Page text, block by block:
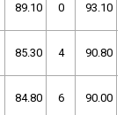
89.10 0 93.10
85.30 4 90.80
84.80 6 90.00